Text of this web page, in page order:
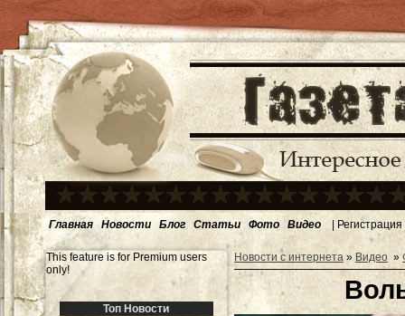
Главная Новости Блог Статьи Фото Видео | Регистрация
This feature is for Premium users
only!
Топ Новости
Новости с интернета » Видео »